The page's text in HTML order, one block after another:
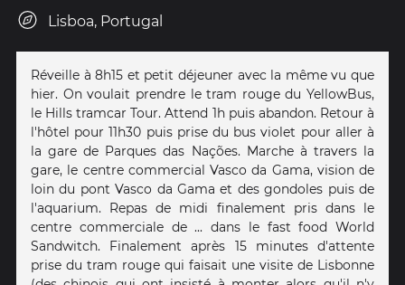
Lisboa, Portugal
Réveille à 8h15 et petit déjeuner avec la même vu que
hier. On voulait prendre le tram rouge du YellowBus,
le Hills tramcar Tour. Attend 1h puis abandon. Retour à
l'hôtel pour 11h30 puis prise du bus violet pour aller à
la gare de Parques das Nações. Marche à travers la
gare, le centre commercial Vasco da Gama, vision de
loin du pont Vasco da Gama et des gondoles puis de
l'aquarium. Repas de midi finalement pris dans le
centre commerciale de ... dans le fast food World
Sandwitch. Finalement après 15 minutes d'attente
prise du tram rouge qui faisait une visite de Lisbonne